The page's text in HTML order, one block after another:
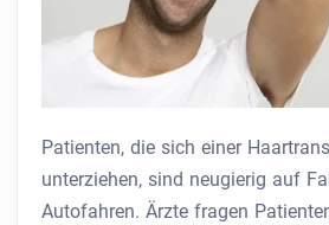
Patienten, die sich einer
unterziehen, sind neugierig auf
Autofahren. Ärzte fragen